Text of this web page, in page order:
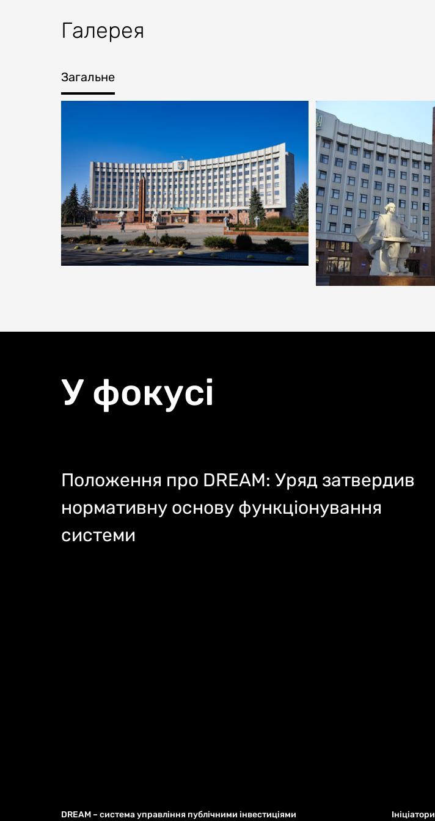
Галерея
Загальне
У фокусі
Положення про DREAM: Уряд затвердив
нормативну основу функціонування
системи
DREAM – система управління публічними інвестиціями Ініціатори